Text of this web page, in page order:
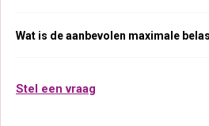
Wat is de aanbevolen maximale
Stel een vraag